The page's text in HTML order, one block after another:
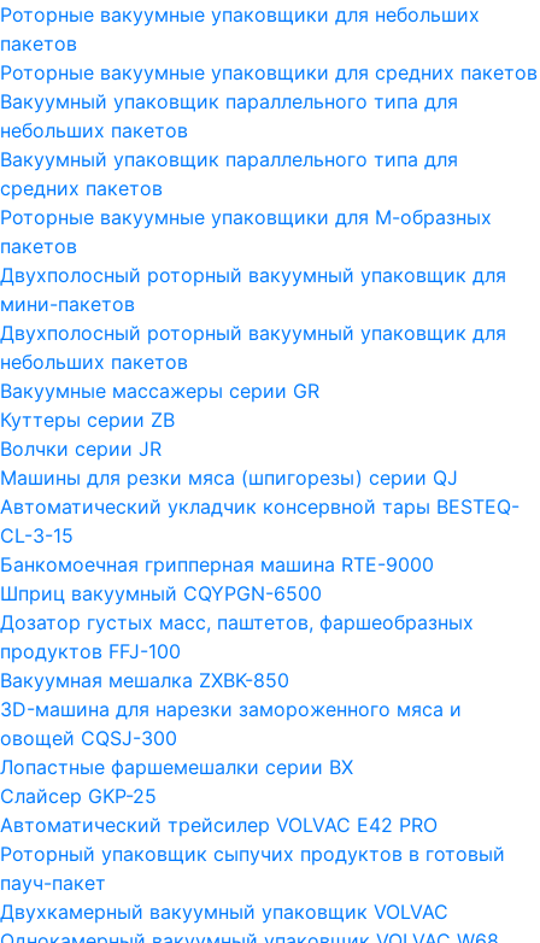
Роторные вакуумные упаковщики для небольших
пакетов
Роторные вакуумные упаковщики для средних пакетов
Вакуумный упаковщик параллельного типа для
небольших пакетов
Вакуумный упаковщик параллельного типа для
средних пакетов
Роторные вакуумные упаковщики для М-образных
пакетов
Двухполосный роторный вакуумный упаковщик для
мини-пакетов
Двухполосный роторный вакуумный упаковщик для
небольших пакетов
Вакуумные массажеры серии GR
Куттеры серии ZB
Волчки серии JR
Машины для резки мяса (шпигорезы) серии QJ
Автоматический укладчик консервной тары BESTEQ-
CL-3-15
Банкомоечная грипперная машина RTE-9000
Шприц вакуумный CQYPGN-6500
Дозатор густых масс, паштетов, фаршеобразных
продуктов FFJ-100
Вакуумная мешалка ZXBK-850
3D-машина для нарезки замороженного мяса и
овощей CQSJ-300
Лопастные фаршемешалки серии ВХ
Слайсер GKP-25
Автоматический трейсилер VOLVAC E42 PRO
Роторный упаковщик сыпучих продуктов в готовый
пауч-пакет
Двухкамерный вакуумный упаковщик VOLVAC